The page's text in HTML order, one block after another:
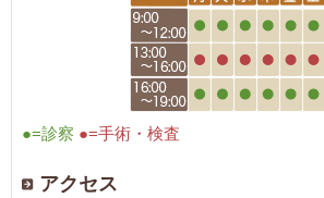
●=診察 ●=手術・検査
アクセス